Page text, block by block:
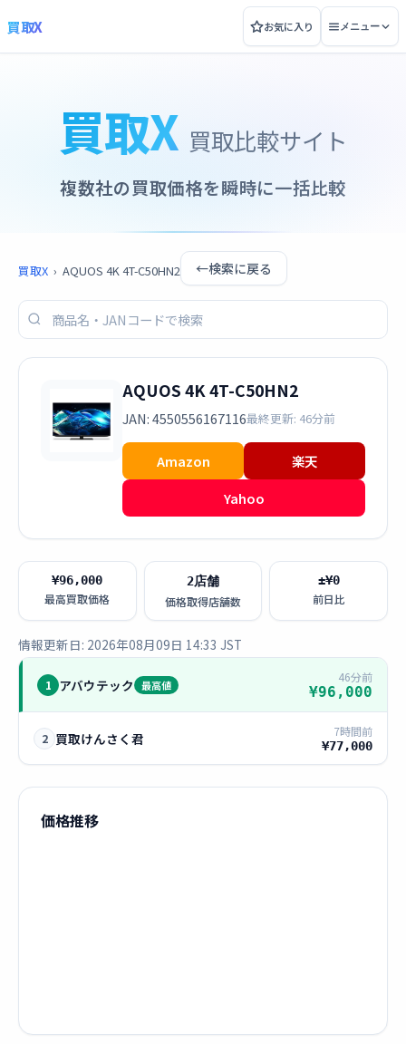
買取X お気に入り メニュー
買取X 買取比較サイト
複数社の買取価格を瞬時に一括比較
買取X › AQUOS 4K 4T-C50HN2 ←検索に戻る
AQUOS 4K 4T-C50HN2
JAN: 4550556167116最終更新: 46分前
Amazon
楽天
Yahoo
¥96,000
最高買取価格
2店舗
価格取得店舗数
±¥0
前日比
情報更新日: 2026年08月09日 14:33 JST
1 アバウテック 最高値
46分前
¥96,000
2 買取けんさく君 7時間前
¥77,000
価格推移